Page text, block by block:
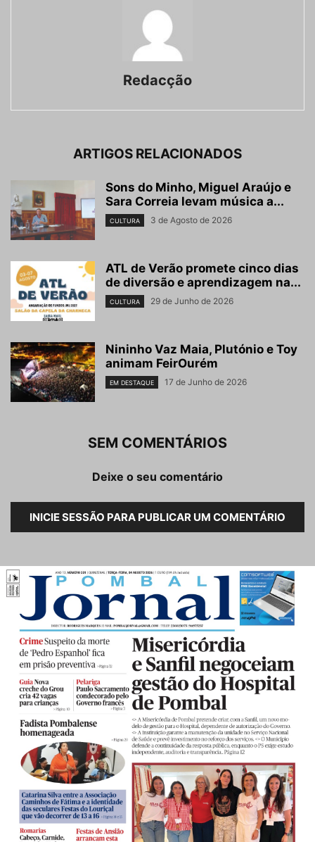
Redacção
ARTIGOS RELACIONADOS
Sons do Minho, Miguel Araújo e
Sara Correia levam música a...
CULTURA 3 de Agosto de 2026
ATL de Verão promete cinco dias
de diversão e aprendizagem na...
CULTURA 29 de Junho de 2026
Nininho Vaz Maia, Plutónio e Toy
animam FeirOurém
EM DESTAQUE 17 de Junho de 2026
SEM COMENTÁRIOS
Deixe o seu comentário
INICIE SESSÃO PARA PUBLICAR UM COMENTÁRIO